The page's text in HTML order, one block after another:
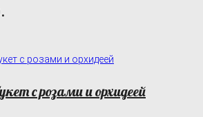
с розами и орхидеей